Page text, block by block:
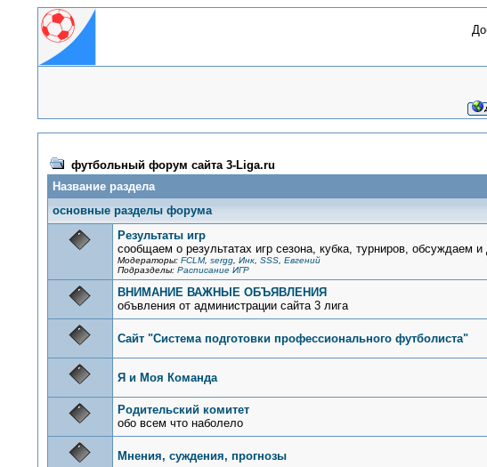
футбольный форум сайта 3-Liga.ru
Название раздела
основные разделы форума
Результаты игр
сообщаем о результатах игр сезона, кубка, турниров, обсуждаем
Модераторы: FCLM, sergg, Инк, SSS, Евгений
Подразделы: Расписание ИГР
ВНИМАНИЕ ВАЖНЫЕ ОБЪЯВЛЕНИЯ
объвления от администрации сайта 3 лига
Сайт "Система подготовки профессионального футболиста"
Я и Моя Команда
Родительский комитет
обо всем что наболело
Мнения, суждения, прогнозы